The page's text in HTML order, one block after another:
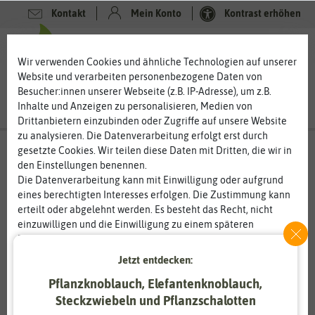
Kontakt Mein Konto Kontrast erhöhen
-50%
Wir verwenden Cookies und ähnliche Technologien auf unserer
Website und verarbeiten personenbezogene Daten von
Besucher:innen unserer Webseite (z.B. IP-Adresse), um z.B.
Inhalte und Anzeigen zu personalisieren, Medien von
Drittanbietern einzubinden oder Zugriffe auf unsere Website
zu analysieren. Die Datenverarbeitung erfolgt erst durch
gesetzte Cookies. Wir teilen diese Daten mit Dritten, die wir in
den Einstellungen benennen.
Die Datenverarbeitung kann mit Einwilligung oder aufgrund
eines berechtigten Interesses erfolgen. Die Zustimmung kann
erteilt oder abgelehnt werden. Es besteht das Recht, nicht
einzuwilligen und die Einwilligung zu einem späteren
Zeitpunkt zu ändern oder zu widerrufen. Weitere
Informationen zur Verwendung personenbezogener Daten und
Essenziell Statistik
Jetzt entdecken:
Pflanzknoblauch, Elefantenknoblauch,
Steckzwiebeln und Pflanzschalotten